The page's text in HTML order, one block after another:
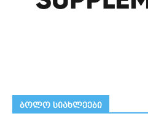
ᲑᲝᲚᲝ ᲡᲘᲐᲮᲚᲔᲔᲑᲘ